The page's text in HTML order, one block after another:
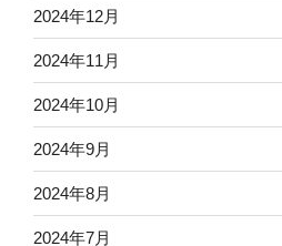
2024年12月
2024年11月
2024年10月
2024年9月
2024年8月
2024年7月